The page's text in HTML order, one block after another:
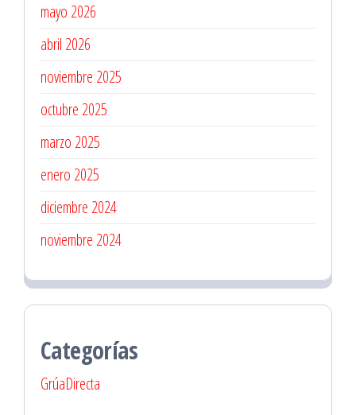
mayo 2026
abril 2026
noviembre 2025
octubre 2025
marzo 2025
enero 2025
diciembre 2024
noviembre 2024
Categorías
GrúaDirecta